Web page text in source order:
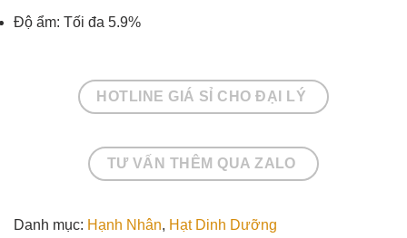
Độ ẩm: Tối đa 5.9%
HOTLINE GIÁ SỈ CHO ĐẠI LÝ
TƯ VẤN THÊM QUA ZALO
Danh mục: Hạnh Nhân, Hạt Dinh Dưỡng